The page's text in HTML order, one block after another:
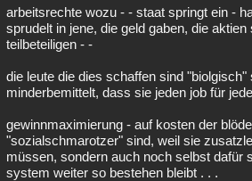
arbeitsrechte wozu - - staat springt ein -
sprudelt in jene, die geld gaben, die
teilbeteiligen - -
die leute die dies schaffen sind "biolgisch"
minderbemittelt, dass sie jeden job für
gewinnmaximierung - auf kosten der
"sozialschmarotzer" sind, weil sie
müssen, sondern auch noch selbst dafür
system weiter so bestehen bleibt . . .